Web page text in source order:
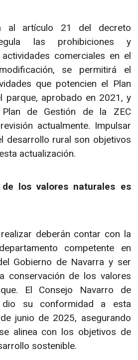
al artículo 21 del decreto
las prohibiciones y
comerciales en el
se permitirá el
que potencien el Plan
parque, aprobado en 2021, y
de Gestión de la ZEC
actualmente. Impulsar
desarrollo rural son objetivos
actualización.
los valores naturales es
deberán contar con la
competente en
Gobierno de Navarra y ser
conservación de los valores
El Consejo Navarro de
dio su conformidad a esta
junio de 2025, asegurando
alinea con los objetivos de
sostenible.